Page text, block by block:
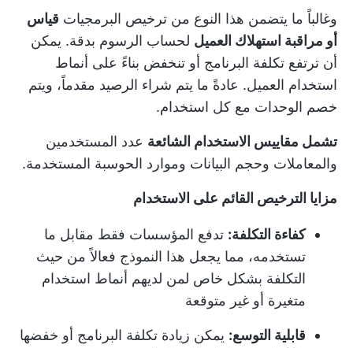
وغالباً ما يتضمن هذا النوع من ترخيص البرمجيات قياس
أو مراقبة استهلاك العميل لحساب الرسوم بدقة. يمكن
أن ترتفع تكلفة البرنامج أو تنخفض بناءً على أنماط
استخدام العميل. عادةً ما يتم شراء الرصيد مقدماً، ويتم
خصم الوحدات مع كل استخدام.
تشمل مقاييس الاستخدام الشائعة عدد المستخدمين
والمعاملات وحجم البيانات وموارد الحوسبة المستخدمة.
مزايا الترخيص القائم على الاستخدام
كفاءة التكلفة: تدفع المؤسسات فقط مقابل ما
تستخدمه، مما يجعل هذا النموذج فعالاً من حيث
التكلفة بشكل خاص لمن لديهم أنماط استخدام
متغيرة أو غير متوقعة
قابلية التوسع: يمكن زيادة تكلفة البرنامج أو خفضها